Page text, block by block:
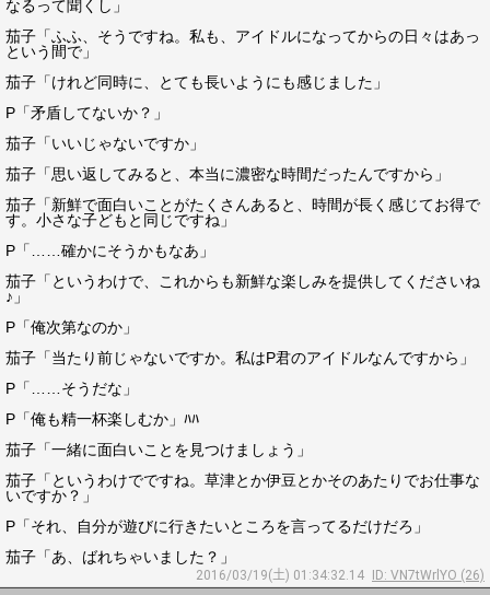
なるって聞くし」
茄子「ふふ、そうですね。私も、アイドルになってからの日々はあっ
という間で」
茄子「けれど同時に、とても長いようにも感じました」
P「矛盾してないか？」
茄子「いいじゃないですか」
茄子「思い返してみると、本当に濃密な時間だったんですから」
茄子「新鮮で面白いことがたくさんあると、時間が長く感じてお得で
す。小さな子どもと同じですね」
P「……確かにそうかもなあ」
茄子「というわけで、これからも新鮮な楽しみを提供してくださいね
♪」
P「俺次第なのか」
茄子「当たり前じゃないですか。私はP君のアイドルなんですから」
P「……そうだな」
P「俺も精一杯楽しむか」ﾊﾊ
茄子「一緒に面白いことを見つけましょう」
茄子「というわけでですね。草津とか伊豆とかそのあたりでお仕事な
いですか？」
P「それ、自分が遊びに行きたいところを言ってるだけだろ」
茄子「あ、ばれちゃいました？」
2016/03/19(土) 01:34:32.14 ID: VN7tWrlYO (26)